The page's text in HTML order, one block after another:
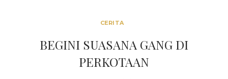
CERITA
BEGINI SUASANA GANG DI
PERKOTAAN